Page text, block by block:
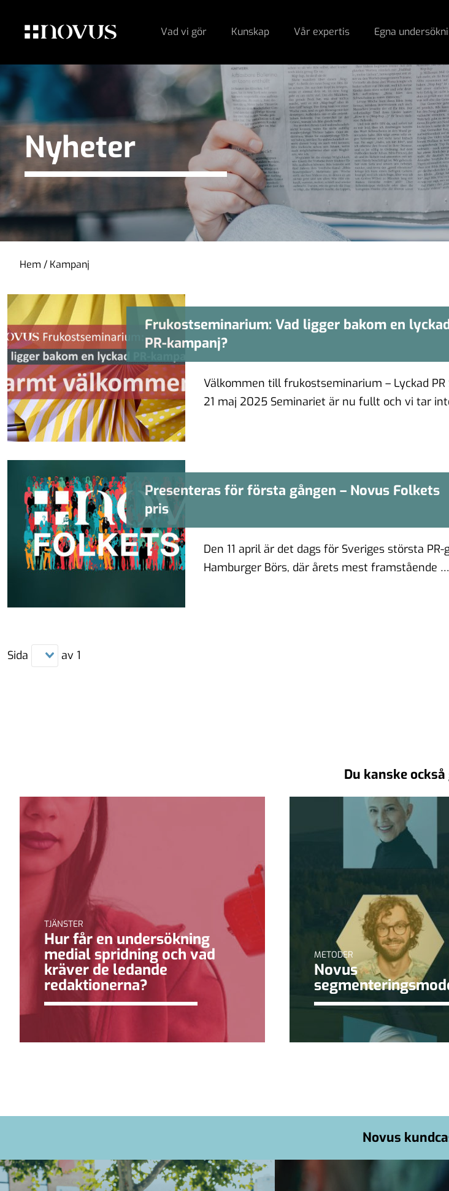
Vad vi gör Kunskap Vår expertis Egna
Nyheter
Hem / Kampanj
Frukostseminarium: Vad ligger bakom en
PR-kampanj?
Frukostseminarium: Vad ligger bakom
Välkommen till frukostseminarium – Lyckad
21 maj 2025 Seminariet är nu fullt och vi tar
Presenteras för första gången – Novus Folkets
pris
Presenteras för första gången – Novus Folkets
Den 11 april är det dags för Sveriges största
Hamburger Börs, där årets mest framstående …
Sida av 1
Du kanske
TJÄNSTER
Hur får en undersökning
medial spridning och vad
kräver de ledande
redaktionerna?
METODER
Novus
Novus